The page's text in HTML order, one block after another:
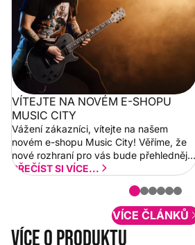
VÍTEJTE NA NOVÉM E-SHOPU
MUSIC CITY
Vážení zákazníci, vítejte na našem
novém e-shopu Music City! Věříme, že
nové rozhraní pro vás bude přehlednější
a rychlejší. Postupně budeme přidávat
PŘEČÍST SI VÍCE...
VÍCE ČLÁNKŮ
Více o produktu